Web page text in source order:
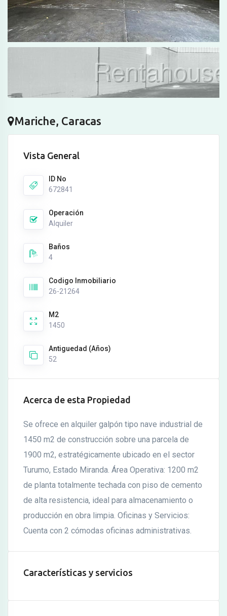
Mariche, Caracas
Vista General
ID No
672841
Operación
Alquiler
Baños
4
Codigo Inmobiliario
26-21264
M2
1450
Antiguedad (Años)
52
Acerca de esta Propiedad
Se ofrece en alquiler galpón tipo nave industrial de
1450 m2 de construcción sobre una parcela de
1900 m2, estratégicamente ubicado en el sector
Turumo, Estado Miranda. Área Operativa: 1200 m2
de planta totalmente techada con piso de cemento
de alta resistencia, ideal para almacenamiento o
producción en obra limpia. Oficinas y Servicios:
Cuenta con 2 cómodas oficinas administrativas.
Características y servicios